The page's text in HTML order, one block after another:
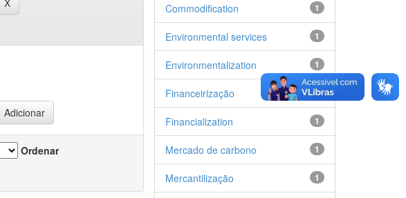
Ordenar
1
Commodification
1
Environmental services
1
Environmentalization
1
Financeirização
1
Financialization
1
Mercado de carbono
1
Mercantilização